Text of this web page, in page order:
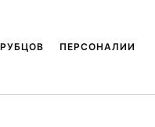
ПЕРСОНАЛИИ